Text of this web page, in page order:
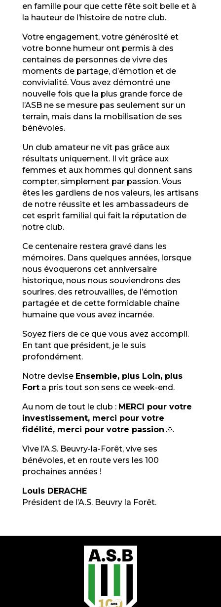
en famille pour que cette fête soit belle et à
la hauteur de l’histoire de notre club.
Votre engagement, votre générosité et
votre bonne humeur ont permis à des
centaines de personnes de vivre des
moments de partage, d’émotion et de
convivialité. Vous avez démontré une
nouvelle fois que la plus grande force de
l’ASB ne se mesure pas seulement sur un
terrain, mais dans la mobilisation de ses
bénévoles.
Un club amateur ne vit pas grâce aux
résultats uniquement. Il vit grâce aux
femmes et aux hommes qui donnent sans
compter, simplement par passion. Vous
êtes les gardiens de nos valeurs, les artisans
de notre réussite et les ambassadeurs de
cet esprit familial qui fait la réputation de
notre club.
Ce centenaire restera gravé dans les
mémoires. Dans quelques années, lorsque
nous évoquerons cet anniversaire
historique, nous nous souviendrons des
sourires, des retrouvailles, de l’émotion
partagée et de cette formidable chaîne
humaine que vous avez incarnée.
Soyez fiers de ce que vous avez accompli.
En tant que président, je le suis
profondément.
Notre devise Ensemble, plus Loin, plus
Forta pris tout son sens ce week-end.
Au nom de tout le club : MERCI pour votre
investissement, merci pour votre
fidélité, merci pour votre passion 🙏
Vive l’A.S. Beuvry-la-Forêt, vive ses
bénévoles, et en route vers les 100
prochaines années !
Louis DERACHE
Président de l’A.S. Beuvry la Forêt.